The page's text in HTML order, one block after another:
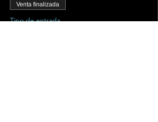
Venta finalizada
Tipo de entrada